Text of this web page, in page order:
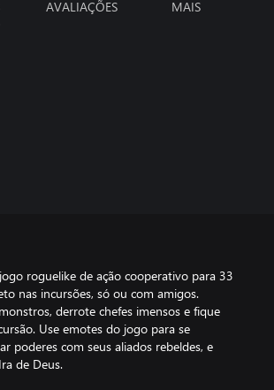
AVALIAÇÕES MAIS
roguelike de ação cooperativo para 33
nas incursões, só ou com amigos.
derrote chefes imensos e fique
Use emotes do jogo para se
poderes com seus aliados rebeldes, e
de Deus.